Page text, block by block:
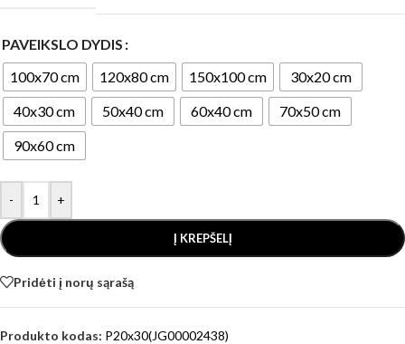
PAVEIKSLO DYDIS
100x70 cm
120x80 cm 150x100 cm
30x20 cm
40x30 cm
50x40 cm 60x40 cm
70x50 cm
90x60 cm
- +
Į KREPŠELĮ
Pridėti į norų sąrašą
Produkto kodas: P20x30(JG00002438)